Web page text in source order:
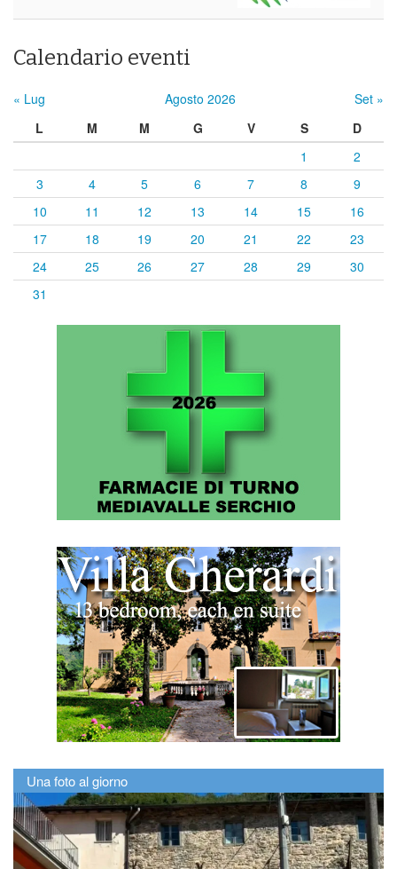
Calendario eventi
« Lug Agosto 2026
Set »
L
M M G V S
D
1
2
3
4 5 6 7 8
9
10
11 12 13 14 15
16
17
18 19 20 21 22
23
24
25 26 27 28 29
30
31
Una foto al giorno